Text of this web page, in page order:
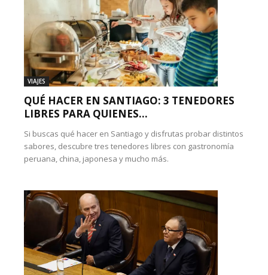
VIAJES
QUÉ HACER EN SANTIAGO: 3 TENEDORES
LIBRES PARA QUIENES...
Si buscas qué hacer en Santiago y disfrutas probar distintos
sabores, descubre tres tenedores libres con gastronomía
peruana, china, japonesa y mucho más.